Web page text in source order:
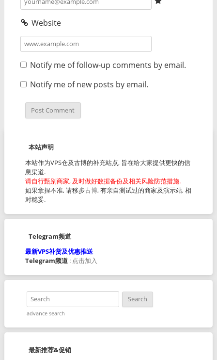
Website
Notify me of follow-up comments by email.
Notify me of new posts by email.
本站声明
本站作为VPS仓及古博的补充站点, 旨在给大家提供更快的信
息渠道.
请自行甄别商家, 及时做好数据备份及相关风险防范措施.
如果拿捏不准, 请移步古博, 有亲自测试过的商家及演示站, 相
对稳妥.
Telegram频道
最新VPS补货及优惠推送
Telegram频道: 点击加入
advance search
最新推荐&促销